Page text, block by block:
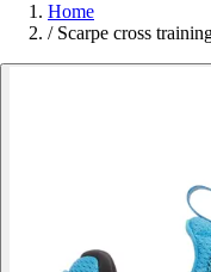
Home
/ Scarpe cross